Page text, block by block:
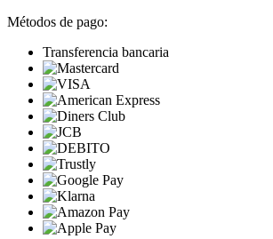
Métodos de pago:
Transferencia bancaria